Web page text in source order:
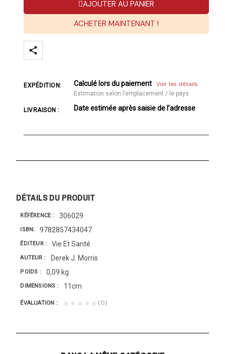
AJOUTER AU PANIER
ACHETER MAINTENANT !
EXPÉDITION: Calculé lors du paiement Voir les détails
Estimation selon l’emplacement / le pays
LIVRAISON : Date estimée après saisie de l’adresse
DÉTAILS DU PRODUIT
RÉFÉRENCE 306029
ISBN 9782857434047
ÉDITEUR Vie Et Santé
AUTEUR Derek J. Morris
POIDS 0,09 kg
DIMENSIONS 11cm
ÉVALUATION ★★★★★ (0)